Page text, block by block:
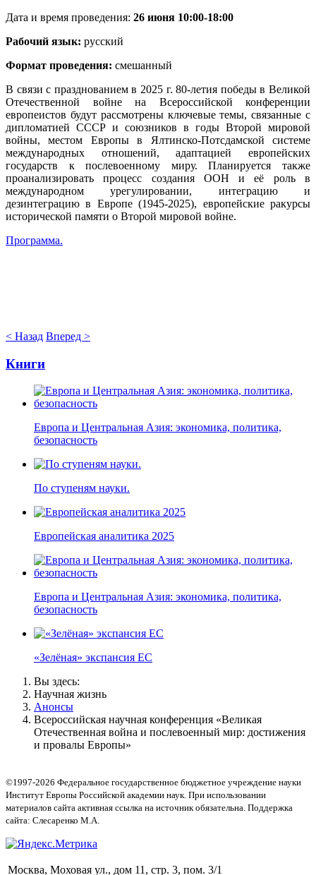
Дата и время проведения: 26 июня 10:00-18:00
Рабочий язык: русский
Формат проведения: смешанный
В связи с празднованием в 2025 г. 80-летия победы в Великой
Отечественной войне на Всероссийской конференции
европеистов будут рассмотрены ключевые темы, связанные с
дипломатией СССР и союзников в годы Второй мировой
войны, местом Европы в Ялтинско-Потсдамской системе
международных отношений, адаптацией европейских
государств к послевоенному миру. Планируется также
проанализировать процесс создания ООН и её роль в
международном урегулировании, интеграцию и
дезинтеграцию в Европе (1945-2025), европейские ракурсы
исторической памяти о Второй мировой войне.
Программа.
< Назад Вперед >
Книги
Европа и Центральная Азия: экономика, политика,
безопасность
По ступеням науки.
Европейская аналитика 2025
Европа и Центральная Азия: экономика, политика,
безопасность
«Зелёная» экспансия ЕС
Вы здесь:
Научная жизнь
Анонсы
Всероссийская научная конференция «Великая
Отечественная война и послевоенный мир: достижения
и провалы Европы»
©1997-2026 Федеральное государственное бюджетное учреждение науки
Институт Европы Российской академии наук. При использовании
материалов сайта активная ссылка на источник обязательна. Поддержка
сайта: Слесаренко М.А.
Москва, Моховая ул., дом 11, стр. 3, пом. 3/1